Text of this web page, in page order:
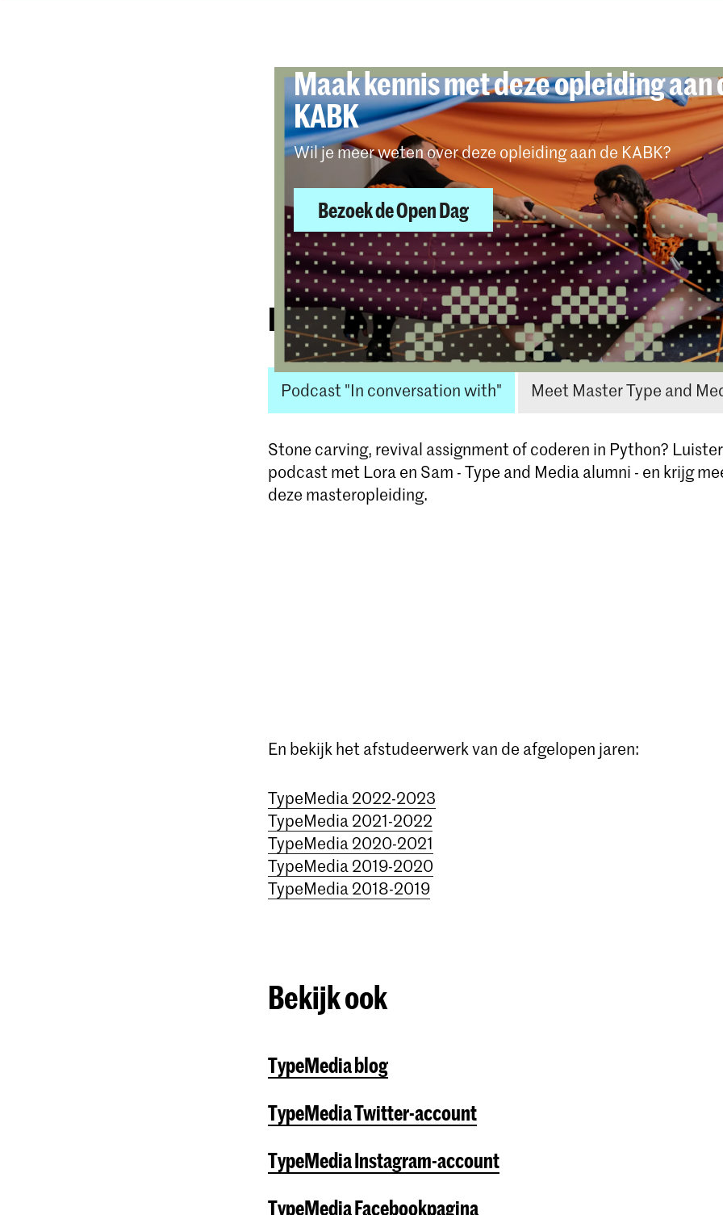
Maak kennis met deze opleiding aan
KABK
Wil je meer weten over deze opleiding aan de KABK?
Bezoek de Open Dag
Inzichten in deze opleiding
Podcast "In conversation with" Meet Master Type and
Stone carving, revival assignment of coderen in Python?
podcast met Lora en Sam - Type and Media alumni - en krijg
deze masteropleiding.
En bekijk het afstudeerwerk van de afgelopen jaren:
TypeMedia 2022-2023
TypeMedia 2021-2022
TypeMedia 2020-2021
TypeMedia 2019-2020
TypeMedia 2018-2019
Bekijk ook
TypeMedia blog
TypeMedia Twitter-account
TypeMedia Instagram-account
TypeMedia Facebookpagina